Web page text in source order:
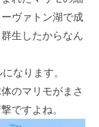
ヴァトン湖で成
生したからなん
なります。
のマリモがまさ
ですよね。